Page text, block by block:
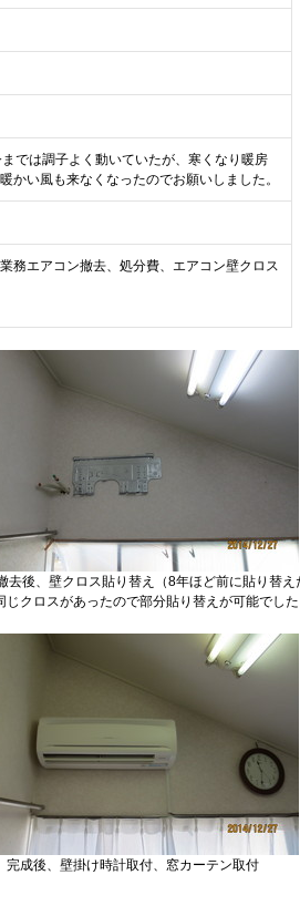
では調子よく動いていたが、寒くなり暖房
かい風も来なくなったのでお願いしました。
務エアコン撤去、処分費、エアコン壁クロス
去後、壁クロス貼り替え（8年ほど前に貼り替え
じクロスがあったので部分貼り替えが可能でした
完成後、壁掛け時計取付、窓カーテン取付